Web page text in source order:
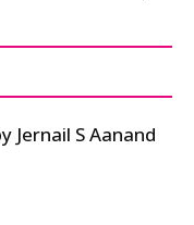
Jernail S Aanand